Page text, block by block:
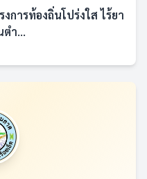
การท้องถิ่นโปร่งใส ไร้ยา
ำ...